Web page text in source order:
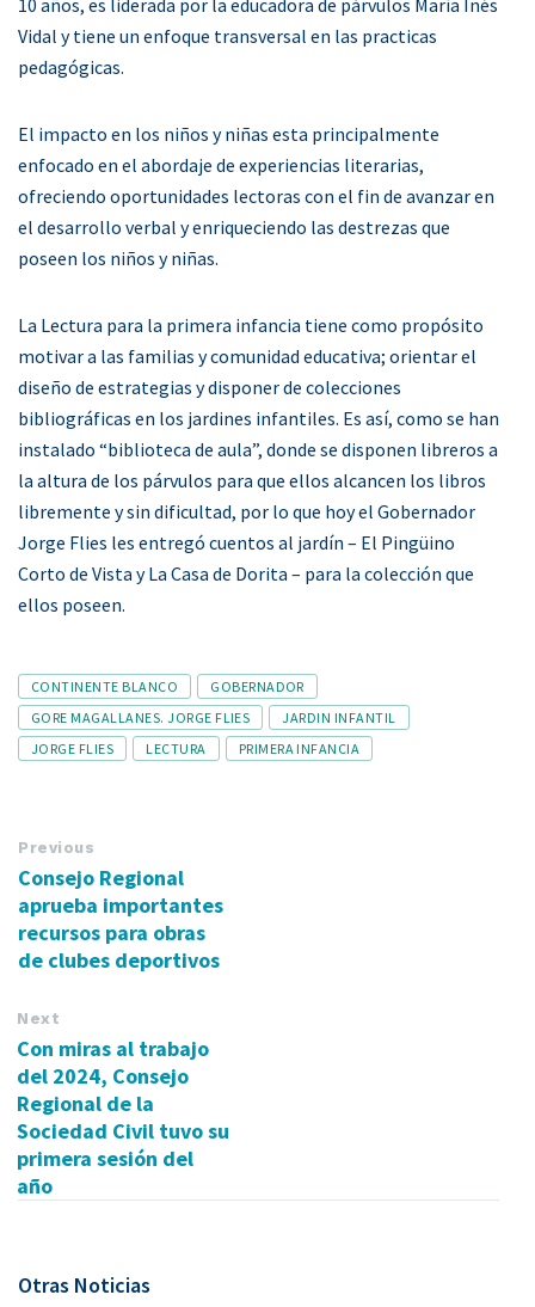
Vidal y tiene un enfoque transversal en las practicas
pedagógicas.
El impacto en los niños y niñas esta principalmente
enfocado en el abordaje de experiencias literarias,
ofreciendo oportunidades lectoras con el fin de avanzar en
el desarrollo verbal y enriqueciendo las destrezas que
poseen los niños y niñas.
La Lectura para la primera infancia tiene como propósito
motivar a las familias y comunidad educativa; orientar el
diseño de estrategias y disponer de colecciones
bibliográficas en los jardines infantiles. Es así, como se han
instalado “biblioteca de aula”, donde se disponen libreros a
la altura de los párvulos para que ellos alcancen los libros
libremente y sin dificultad, por lo que hoy el Gobernador
Jorge Flies les entregó cuentos al jardín – El Pingüino
Corto de Vista y La Casa de Dorita – para la colección que
ellos poseen.
Tags
CONTINENTE BLANCO
GOBERNADOR
GORE MAGALLANES. JORGE FLIES
JARDIN INFANTIL
JORGE FLIES
LECTURA PRIMERA INFANCIA
Previous
Consejo Regional
aprueba importantes
recursos para obras
de clubes deportivos
Next
Con miras al trabajo
del 2024, Consejo
Regional de la
Sociedad Civil tuvo su
primera sesión del
año
Otras Noticias